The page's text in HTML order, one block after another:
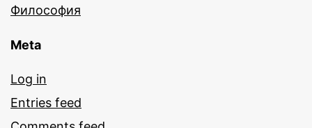
Философия
Meta
Log in
Entries feed